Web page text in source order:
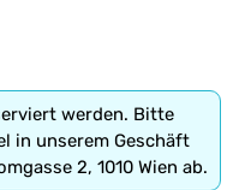
werden. Bitte
in unserem Geschäft
2, 1010 Wien ab.